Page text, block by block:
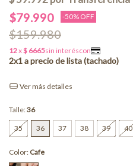
$79.990 -50% OFF
$159.980
Ver más detalles
Talle:36
35 36 37 38 39 40
Color: Cafe